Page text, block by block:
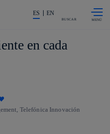
La acción en accionistas e
ES EN
BUSCAR
en cada
Telefónica Innovación